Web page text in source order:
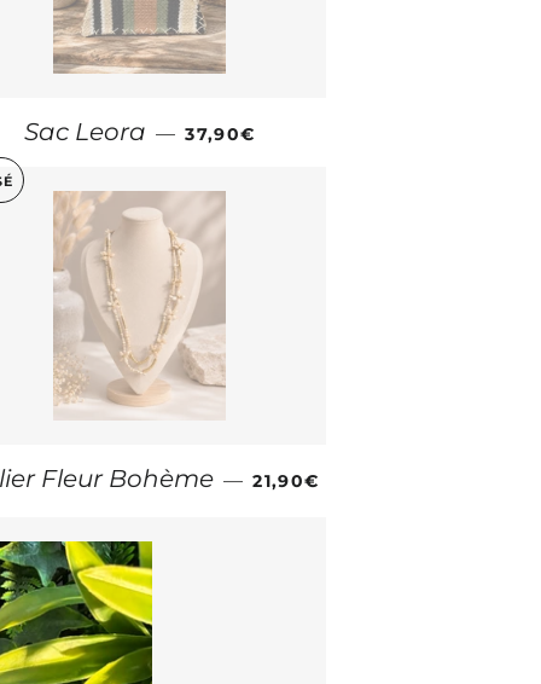
Sac Leora — PRIX RÉGULIER
37,90€
Fleur Bohème — PRIX RÉGULIER
21,90€